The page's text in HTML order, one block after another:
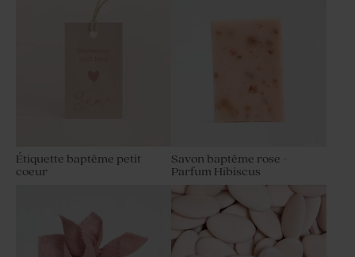
Étiquette baptême petit
coeur
Savon baptême rose -
Parfum Hibiscus